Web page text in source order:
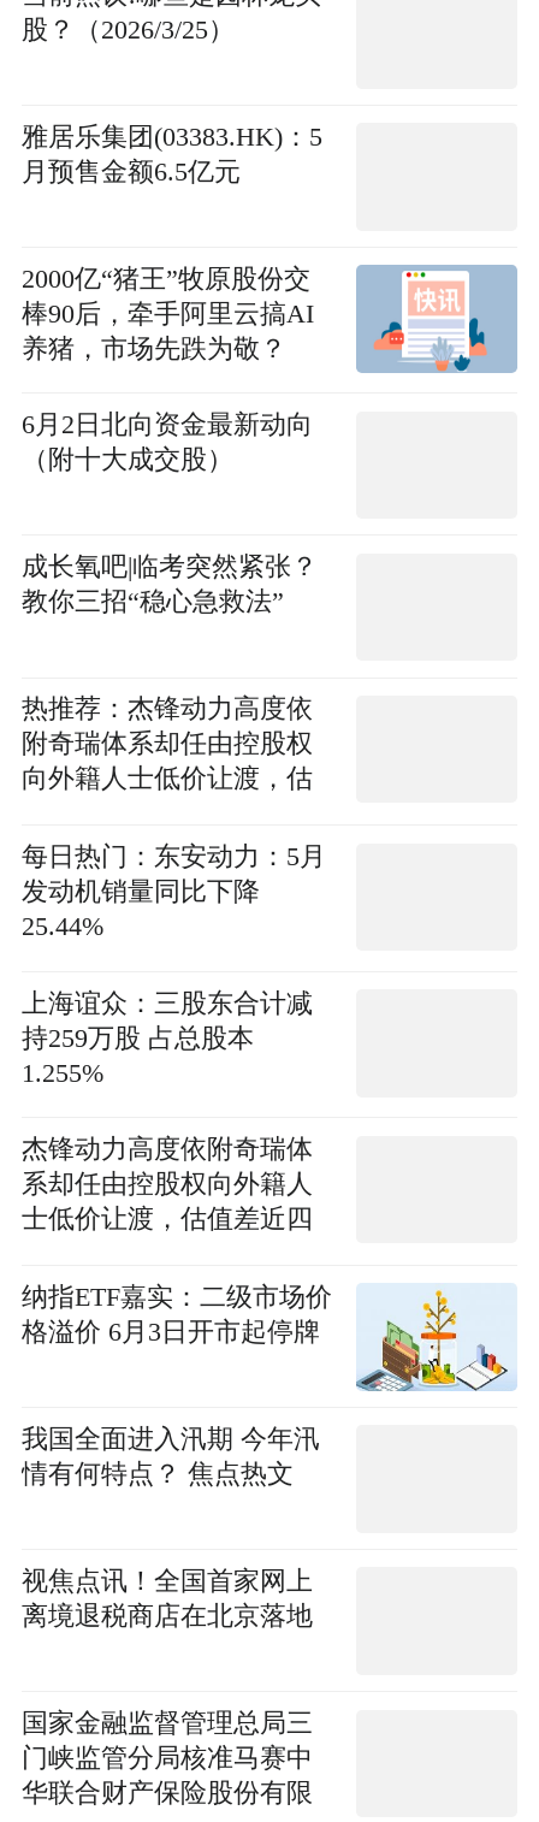
股？（2026/3/25）
雅居乐集团(03383.HK)：5
月预售金额6.5亿元
2000亿“猪王”牧原股份交
棒90后，牵手阿里云搞AI
养猪，市场先跌为敬？
6月2日北向资金最新动向
（附十大成交股）
成长氧吧|临考突然紧张？
教你三招“稳心急救法”
热推荐：杰锋动力高度依
附奇瑞体系却任由控股权
向外籍人士低价让渡，估
流失输送实控人范礼？
每日热门：东安动力：5月
发动机销量同比下降
25.44%
上海谊众：三股东合计减
持259万股 占总股本
1.255%
杰锋动力高度依附奇瑞体
系却任由控股权向外籍人
士低价让渡，估值差近四
实控人范礼？
纳指ETF嘉实：二级市场价
格溢价 6月3日开市起停牌
我国全面进入汛期 今年汛
情有何特点？ 焦点热文
视焦点讯！全国首家网上
离境退税商店在北京落地
国家金融监督管理总局三
门峡监管分局核准马赛中
华联合财产保险股份有限